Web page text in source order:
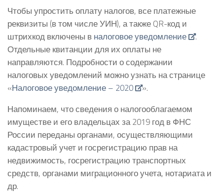
Чтобы упростить оплату налогов, все платежные
реквизиты (в том числе УИН), а также QR-код и
штрихкод включены в налоговое уведомление
.
Отдельные квитанции для их оплаты не
направляются. Подробности о содержании
налоговых уведомлений можно узнать на странице
«Налоговое уведомление – 2020
».
Напоминаем, что сведения о налогооблагаемом
имуществе и его владельцах за 2019 год в ФНС
России переданы органами, осуществляющими
кадастровый учет и госрегистрацию прав на
недвижимость, госрегистрацию транспортных
средств, органами миграционного учета, нотариата и
др.